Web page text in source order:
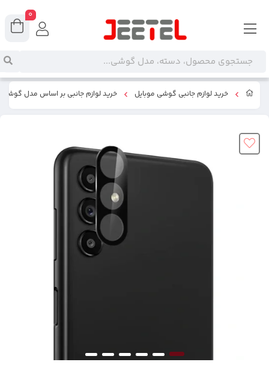
خرید لوازم جانبی گوشی موبایل خرید لوازم جانبی بر اساس مدل گوشی
0